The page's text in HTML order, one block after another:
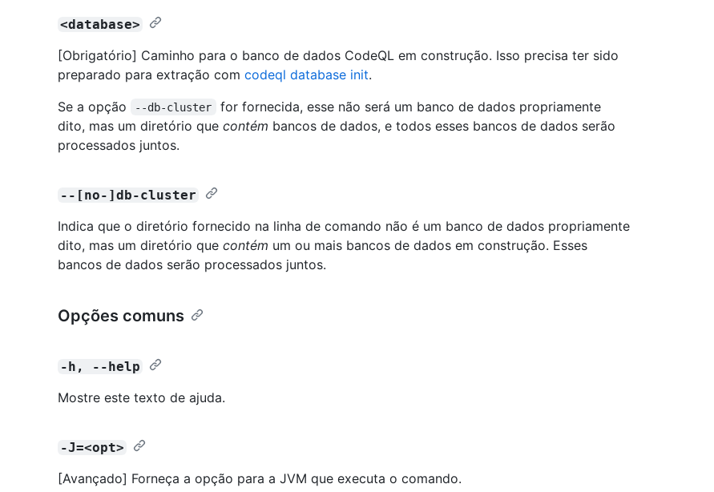
<database>
[Obrigatório] Caminho para o banco de dados CodeQL em construção. Isso precisa ter sido
preparado para extração com codeql database init.
Se a opção
--db-cluster
for fornecida, esse não será um banco de dados propriamente
dito, mas um diretório que contém bancos de dados, e todos esses bancos de dados serão
processados juntos.
--[no-]db-cluster
Indica que o diretório fornecido na linha de comando não é um banco de dados propriamente
dito, mas um diretório que contém um ou mais bancos de dados em construção. Esses
bancos de dados serão processados juntos.
Opções comuns
-h, --help
Mostre este texto de ajuda.
-J=<opt>
[Avançado] Forneça a opção para a JVM que executa o comando.